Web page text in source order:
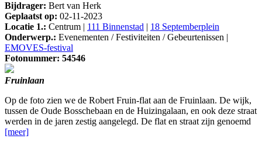
Bijdrager: Bert van Herk
Geplaatst op: 02-11-2023
Locatie 1.: Centrum | 111 Binnenstad | 18 Septemberplein
Onderwerp.: Evenementen / Festiviteiten / Gebeurtenissen |
EMOVES-festival
Fotonummer: 54546
Fruinlaan
Op de foto zien we de Robert Fruin-flat aan de Fruinlaan. De wijk,
tussen de Oude Bosschebaan en de Huizingalaan, en ook deze straat
werden in de jaren zestig aangelegd. De flat en straat zijn genoemd
[meer]